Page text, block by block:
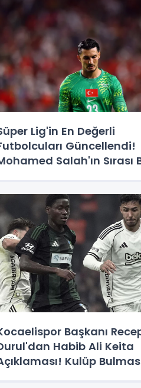
Lig'in En Değerli
Güncellendi!
Salah'ın Sırası
Başkanı
Habib Ali Keita
Kulüp